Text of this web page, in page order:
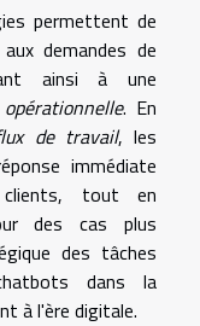
permettent de
demandes de
ainsi à une
. En
de travail, les
immédiate
tout en
des cas plus
des tâches
dans la
à l'ère digitale.